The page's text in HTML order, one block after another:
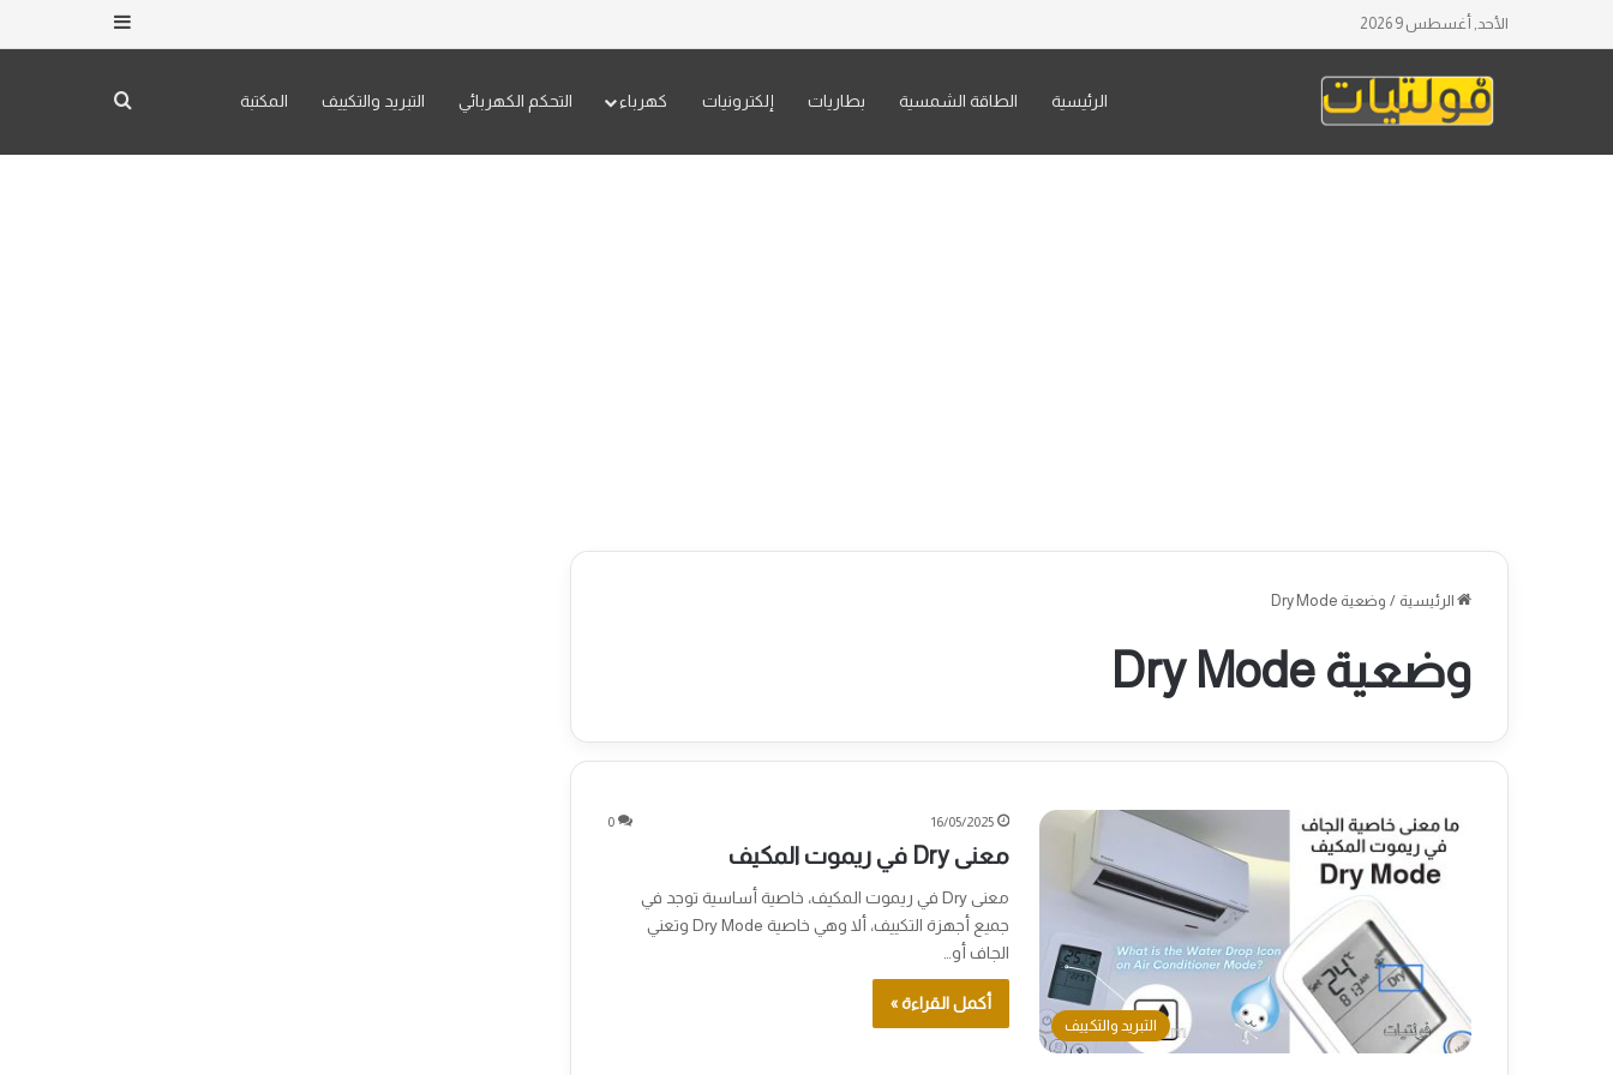
الأحد, أغسطس 9 2026
الرئيسية الطاقة الشمسية بطاريات إلكترونيات كهرباء التحكم الكهربائي التبريد والتكييف المكتبة
الرئيسية / وضعية Dry Mode
وضعية Dry Mode
التبريد والتكييف
16/05/2025
0
معنى Dry في ريموت المكيف
معنى Dry في ريموت المكيف، خاصية أساسية توجد في
جميع أجهزة التكييف، ألا وهي خاصية Dry Mode وتعني
الجاف أو…
أكمل القراءة »